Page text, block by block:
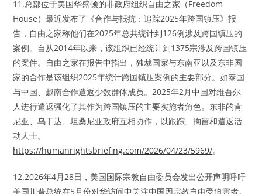
11.总部位于美国华盛顿的非政府组织自由之家（Freedom
House）最近发布了《合作与抵抗：追踪2025年跨国镇压》报
告，自由之家称他们在2025年总共统计到126例涉及跨国镇压的
案例。自从2014年以来，该组织已经统计到1375宗涉及跨国镇压
的案件。自由之家在报告中指出，独裁国家与东南亚以及东非国
家的合作是该组织2025年统计跨国镇压案例的主要部分。如泰国
与中国、越南合作遣返少数群体成员。2025年2月中国对维吾尔
人进行遣返强化了其作为跨国镇压的主要实施者角色。东非的肯
尼亚、乌干达、坦桑尼亚政府互相协作，以跟踪、拘留和遣返活
动人士。
https://humanrightsbriefing.com/2026/04/23/5969/。
12.2026年4月28日，美国国际宗教自由委员会发出公开声明呼吁
美国川普总统在5月份对华访问中关注中国因宗教自由受迫害者。